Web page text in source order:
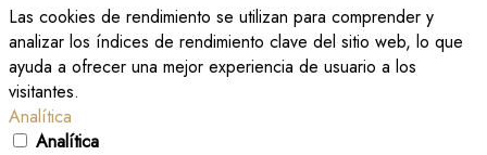
Las cookies de rendimiento se utilizan para comprender y
analizar los índices de rendimiento clave del sitio web, lo que
ayuda a ofrecer una mejor experiencia de usuario a los
visitantes.
Analítica
Analítica